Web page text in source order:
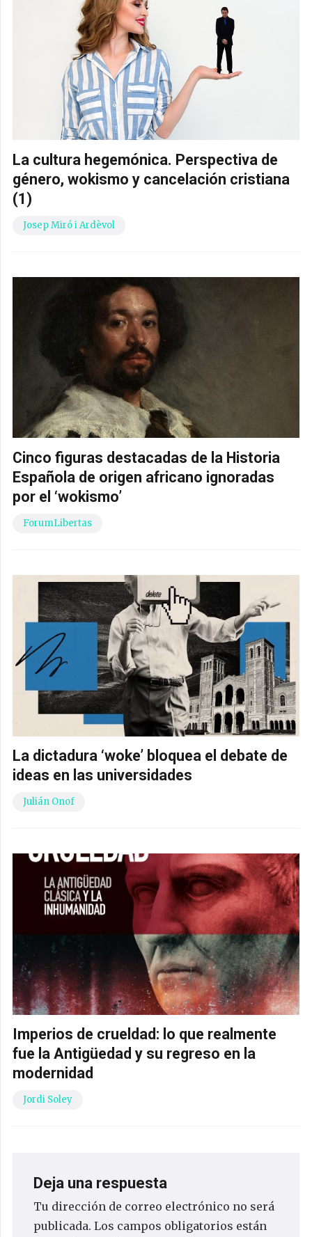
La cultura hegemónica. Perspectiva de
género, wokismo y cancelación cristiana
(1)
Josep Miró i Ardèvol
Cinco figuras destacadas de la Historia
Española de origen africano ignoradas
por el ‘wokismo’
ForumLibertas
La dictadura ‘woke’ bloquea el debate de
ideas en las universidades
Julián Onof
Imperios de crueldad: lo que realmente
fue la Antigüedad y su regreso en la
modernidad
Jordi Soley
Deja una respuesta
Tu dirección de correo electrónico no será
publicada. Los campos obligatorios están